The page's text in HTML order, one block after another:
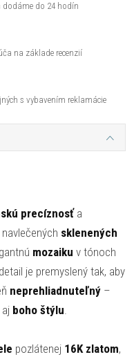
do 24 hodín
na základe recenzií
s vybavením reklamácie
precíznosťa
sklenených
mozaiku v tónoch
je premyslený tak, aby
neprehliadnuteľný –
aj boho štýlu.
pozlátenej 16K zlatom,